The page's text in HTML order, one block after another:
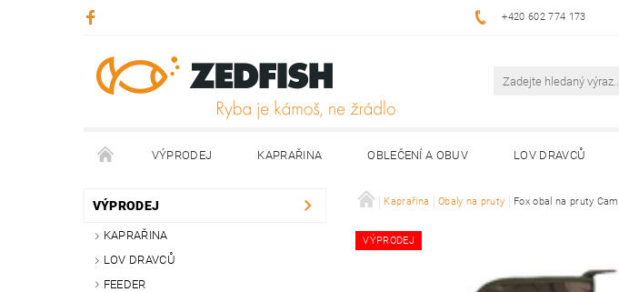
+420 602 774 173
VÝPRODEJ KAPRAŘINA OBLEČENÍ A OBUV LOV DRAVCŮ
KONTAKTY
VÝPRODEJ
KAPRAŘINA
LOV DRAVCŮ
FEEDER
Kaprařina Obaly na pruty Fox obal na pruty
VÝPRODEJ